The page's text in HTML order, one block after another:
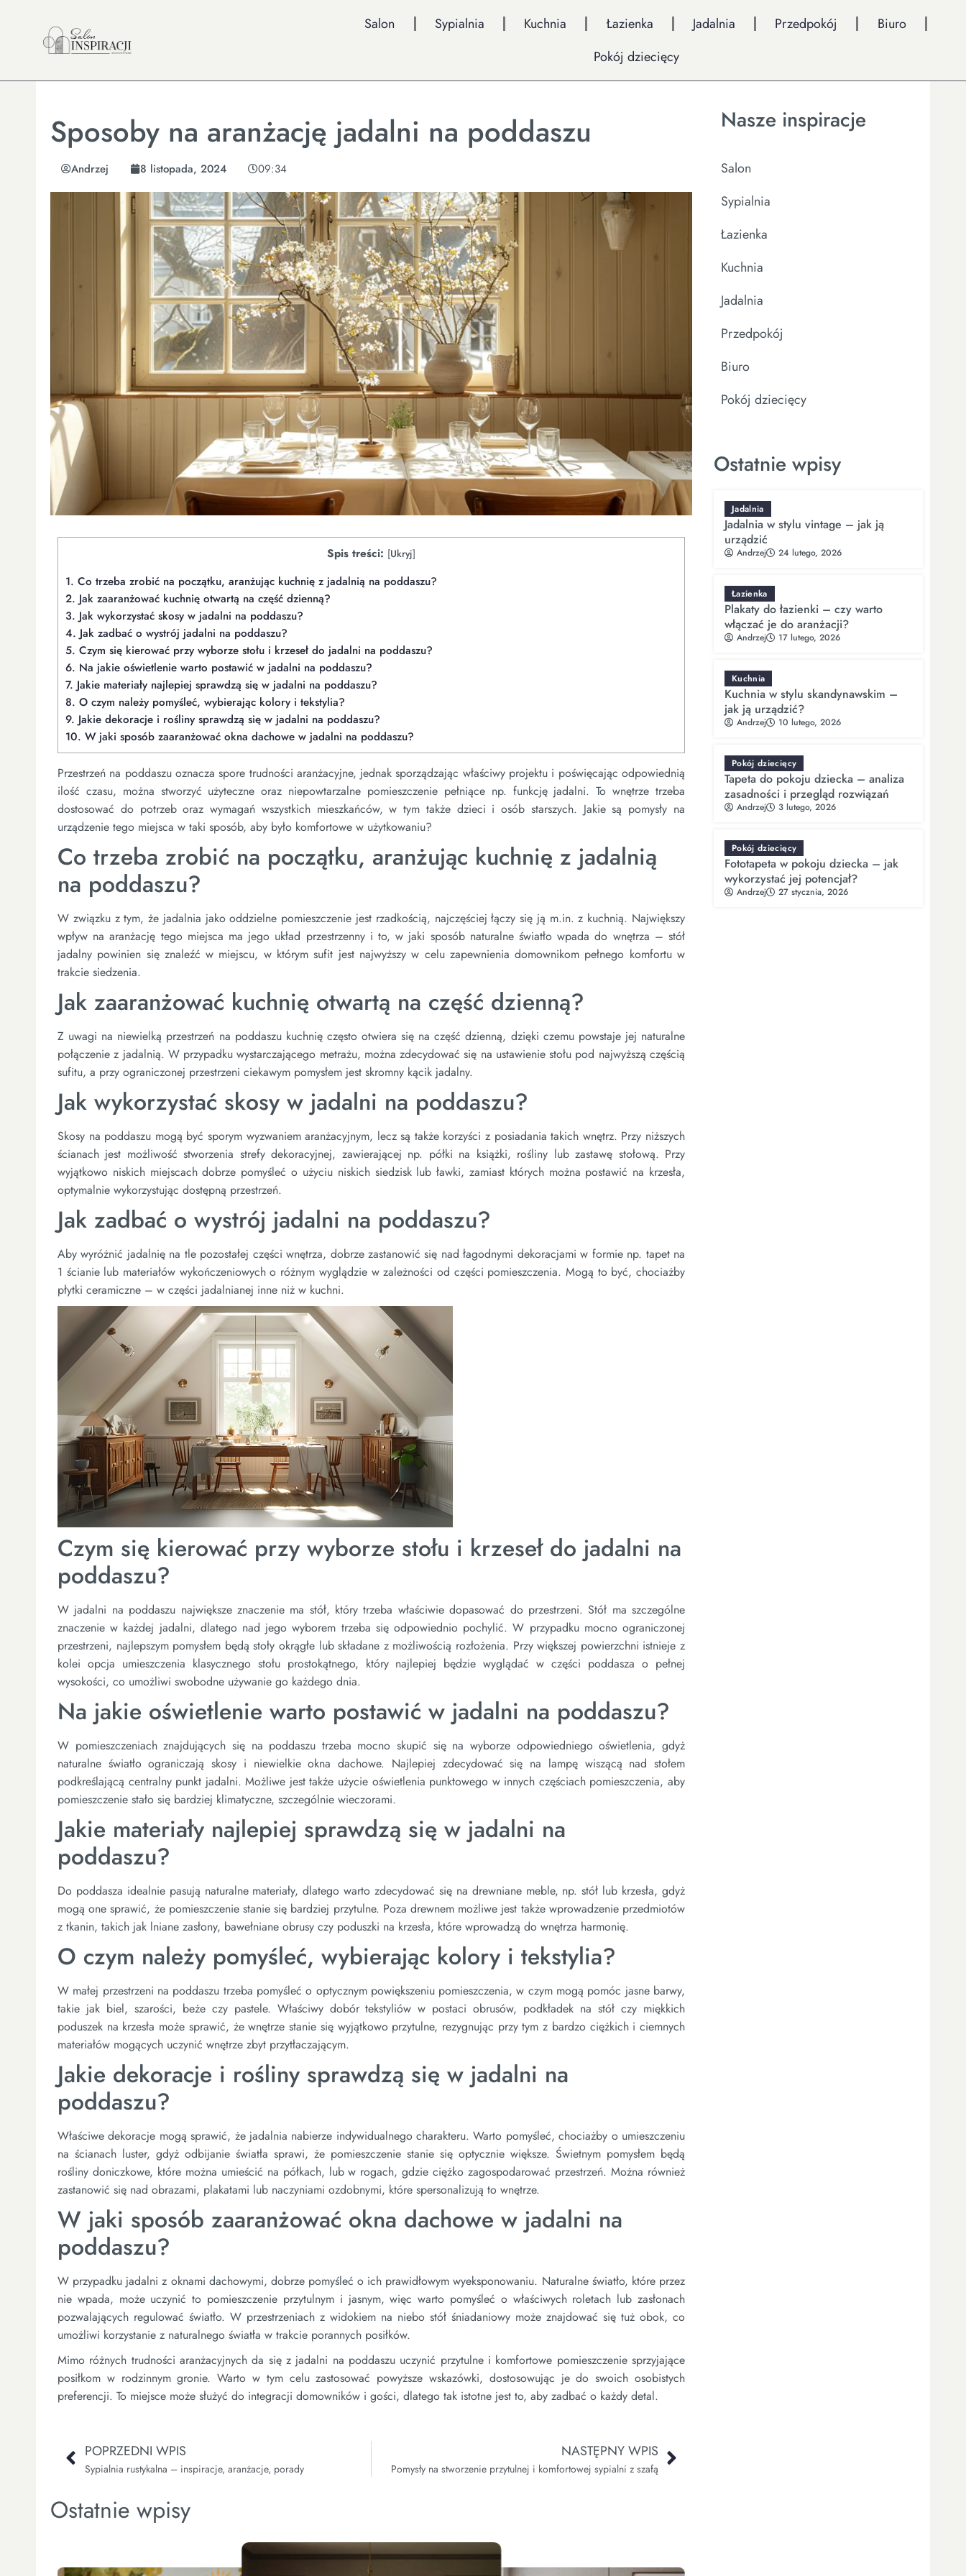
Salon Sypialnia Kuchnia Łazienka Jadalnia Przedpokój
Biuro
Pokój dziecięcy
Sposoby na aranżację jadalni na poddaszu
Andrzej 8 listopada, 2024 09:34
Spis treści: [Ukryj]
1. Co trzeba zrobić na początku, aranżując kuchnię z jadalnią na poddaszu?
2. Jak zaaranżować kuchnię otwartą na część dzienną?
3. Jak wykorzystać skosy w jadalni na poddaszu?
4. Jak zadbać o wystrój jadalni na poddaszu?
5. Czym się kierować przy wyborze stołu i krzeseł do jadalni na poddaszu?
6. Na jakie oświetlenie warto postawić w jadalni na poddaszu?
7. Jakie materiały najlepiej sprawdzą się w jadalni na poddaszu?
8. O czym należy pomyśleć, wybierając kolory i tekstylia?
9. Jakie dekoracje i rośliny sprawdzą się w jadalni na poddaszu?
10. W jaki sposób zaaranżować okna dachowe w jadalni na poddaszu?
Przestrzeń na poddaszu oznacza spore trudności aranżacyjne, jednak sporządzając właściwy projektu i poświęcając odpowiednią
ilość czasu, można stworzyć użyteczne oraz niepowtarzalne pomieszczenie pełniące np. funkcję jadalni. To wnętrze trzeba
dostosować do potrzeb oraz wymagań wszystkich mieszkańców, w tym także dzieci i osób starszych. Jakie są pomysły na
urządzenie tego miejsca w taki sposób, aby było komfortowe w użytkowaniu?
Co trzeba zrobić na początku, aranżując kuchnię z jadalnią
na poddaszu?
W związku z tym, że jadalnia jako oddzielne pomieszczenie jest rzadkością, najczęściej łączy się ją m.in. z kuchnią. Największy
wpływ na aranżację tego miejsca ma jego układ przestrzenny i to, w jaki sposób naturalne światło wpada do wnętrza – stół
jadalny powinien się znaleźć w miejscu, w którym sufit jest najwyższy w celu zapewnienia domownikom pełnego komfortu w
trakcie siedzenia.
Jak zaaranżować kuchnię otwartą na część dzienną?
Z uwagi na niewielką przestrzeń na poddaszu kuchnię często otwiera się na część dzienną, dzięki czemu powstaje jej naturalne
połączenie z jadalnią. W przypadku wystarczającego metrażu, można zdecydować się na ustawienie stołu pod najwyższą częścią
sufitu, a przy ograniczonej przestrzeni ciekawym pomysłem jest skromny kącik jadalny.
Jak wykorzystać skosy w jadalni na poddaszu?
Skosy na poddaszu mogą być sporym wyzwaniem aranżacyjnym, lecz są także korzyści z posiadania takich wnętrz. Przy niższych
ścianach jest możliwość stworzenia strefy dekoracyjnej, zawierającej np. półki na książki, rośliny lub zastawę stołową. Przy
wyjątkowo niskich miejscach dobrze pomyśleć o użyciu niskich siedzisk lub ławki, zamiast których można postawić na krzesła,
optymalnie wykorzystując dostępną przestrzeń.
Jak zadbać o wystrój jadalni na poddaszu?
Aby wyróżnić jadalnię na tle pozostałej części wnętrza, dobrze zastanowić się nad łagodnymi dekoracjami w formie np. tapet na
1 ścianie lub materiałów wykończeniowych o różnym wyglądzie w zależności od części pomieszczenia. Mogą to być, chociażby
płytki ceramiczne – w części jadalnianej inne niż w kuchni.
Czym się kierować przy wyborze stołu i krzeseł do jadalni na
poddaszu?
W jadalni na poddaszu największe znaczenie ma stół, który trzeba właściwie dopasować do przestrzeni. Stół ma szczególne
znaczenie w każdej jadalni, dlatego nad jego wyborem trzeba się odpowiednio pochylić. W przypadku mocno ograniczonej
przestrzeni, najlepszym pomysłem będą stoły okrągłe lub składane z możliwością rozłożenia. Przy większej powierzchni istnieje z
kolei opcja umieszczenia klasycznego stołu prostokątnego, który najlepiej będzie wyglądać w części poddasza o pełnej
wysokości, co umożliwi swobodne używanie go każdego dnia.
Na jakie oświetlenie warto postawić w jadalni na poddaszu?
W pomieszczeniach znajdujących się na poddaszu trzeba mocno skupić się na wyborze odpowiedniego oświetlenia, gdyż
naturalne światło ograniczają skosy i niewielkie okna dachowe. Najlepiej zdecydować się na lampę wiszącą nad stołem
podkreślającą centralny punkt jadalni. Możliwe jest także użycie oświetlenia punktowego w innych częściach pomieszczenia, aby
pomieszczenie stało się bardziej klimatyczne, szczególnie wieczorami.
Jakie materiały najlepiej sprawdzą się w jadalni na
poddaszu?
Do poddasza idealnie pasują naturalne materiały, dlatego warto zdecydować się na drewniane meble, np. stół lub krzesła, gdyż
mogą one sprawić, że pomieszczenie stanie się bardziej przytulne. Poza drewnem możliwe jest także wprowadzenie przedmiotów
z tkanin, takich jak lniane zasłony, bawełniane obrusy czy poduszki na krzesła, które wprowadzą do wnętrza harmonię.
O czym należy pomyśleć, wybierając kolory i tekstylia?
W małej przestrzeni na poddaszu trzeba pomyśleć o optycznym powiększeniu pomieszczenia, w czym mogą pomóc jasne barwy,
takie jak biel, szarości, beże czy pastele. Właściwy dobór tekstyliów w postaci obrusów, podkładek na stół czy miękkich
poduszek na krzesła może sprawić, że wnętrze stanie się wyjątkowo przytulne, rezygnując przy tym z bardzo ciężkich i ciemnych
materiałów mogących uczynić wnętrze zbyt przytłaczającym.
Jakie dekoracje i rośliny sprawdzą się w jadalni na
poddaszu?
Właściwe dekoracje mogą sprawić, że jadalnia nabierze indywidualnego charakteru. Warto pomyśleć, chociażby o umieszczeniu
na ścianach luster, gdyż odbijanie światła sprawi, że pomieszczenie stanie się optycznie większe. Świetnym pomysłem będą
rośliny doniczkowe, które można umieścić na półkach, lub w rogach, gdzie ciężko zagospodarować przestrzeń. Można również
zastanowić się nad obrazami, plakatami lub naczyniami ozdobnymi, które spersonalizują to wnętrze.
W jaki sposób zaaranżować okna dachowe w jadalni na
poddaszu?
W przypadku jadalni z oknami dachowymi, dobrze pomyśleć o ich prawidłowym wyeksponowaniu. Naturalne światło, które przez
nie wpada, może uczynić to pomieszczenie przytulnym i jasnym, więc warto pomyśleć o właściwych roletach lub zasłonach
pozwalających regulować światło. W przestrzeniach z widokiem na niebo stół śniadaniowy może znajdować się tuż obok, co
umożliwi korzystanie z naturalnego światła w trakcie porannych posiłków.
Mimo różnych trudności aranżacyjnych da się z jadalni na poddaszu uczynić przytulne i komfortowe pomieszczenie sprzyjające
posiłkom w rodzinnym gronie. Warto w tym celu zastosować powyższe wskazówki, dostosowując je do swoich osobistych
preferencji. To miejsce może służyć do integracji domowników i gości, dlatego tak istotne jest to, aby zadbać o każdy detal.
POPRZEDNI WPIS
Sypialnia rustykalna – inspiracje, aranżacje, porady
NASTĘPNY WPIS
Pomysły na stworzenie przytulnej i komfortowej sypialni z szafą
Ostatnie wpisy
Nasze inspiracje
Salon
Sypialnia
Łazienka
Kuchnia
Jadalnia
Przedpokój
Biuro
Pokój dziecięcy
Ostatnie wpisy
Jadalnia
Jadalnia w stylu vintage – jak ją
urządzić
Andrzej 24 lutego, 2026
Łazienka
Plakaty do łazienki – czy warto
włączać je do aranżacji?
Andrzej 17 lutego, 2026
Kuchnia
Kuchnia w stylu skandynawskim –
jak ją urządzić?
Andrzej 10 lutego, 2026
Pokój dziecięcy
Tapeta do pokoju dziecka – analiza
zasadności i przegląd rozwiązań
Andrzej 3 lutego, 2026
Pokój dziecięcy
Fototapeta w pokoju dziecka – jak
wykorzystać jej potencjał?
Andrzej 27 stycznia, 2026